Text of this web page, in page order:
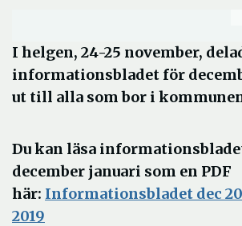
I helgen, 24-25 november,
informationsbladet för
ut till alla som bor i
Du kan läsa
december januari som en PDF
här: Informationsbladet dec
2019